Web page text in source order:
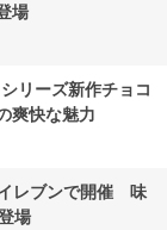
場
リーズ新作チョコ
爽快な魅力
レブンで開催 味
場